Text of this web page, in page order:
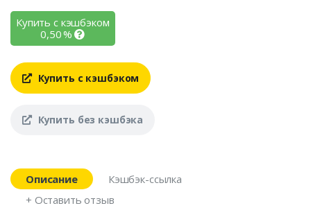
Купить с кэшбэком
0,50%
Купить с кэшбэком
Купить без кэшбэка
Описание
Кэшбэк-ссылка
+ Оставить отзыв